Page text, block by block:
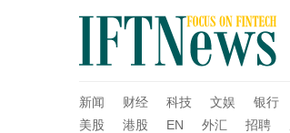
新闻 财经 科技 文娱 银行
美股
港股 EN 外汇 招聘